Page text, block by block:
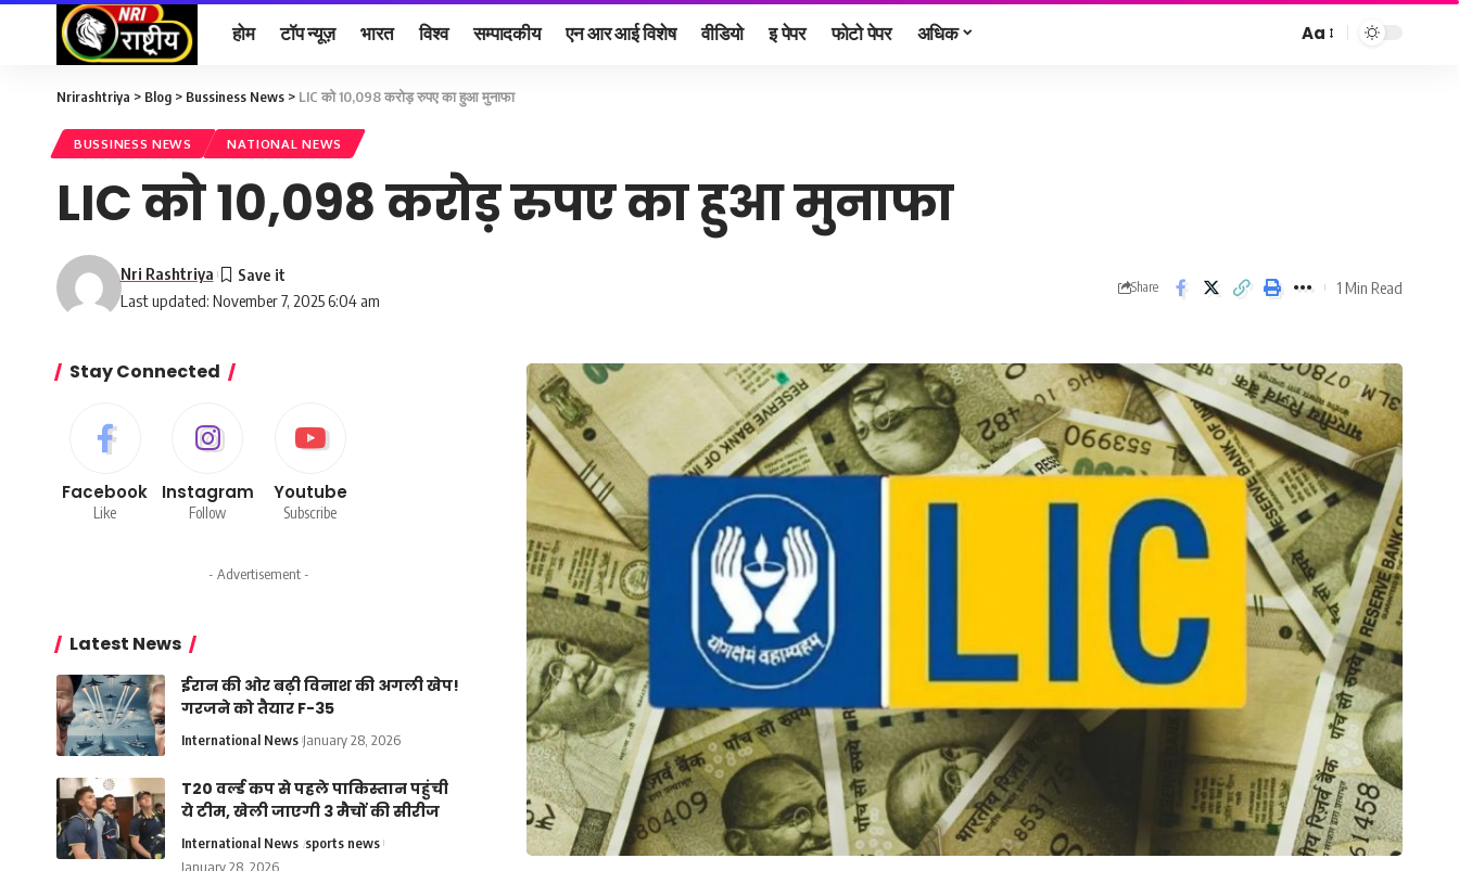
होम टॉप न्यूज़ भारत विश्व सम्पादकीय एन आर आई विशेष वीडियो इ पेपर फोटो पेपर अधिक
Font
Aa
Nrirashtriya > Blog > Bussiness News > LIC को 10,098 करोड़ रुपए का हुआ मुनाफा
BUSSINESS NEWS NATIONAL NEWS
LIC को 10,098 करोड़ रुपए का हुआ मुनाफा
Last updated: November 7, 2025 6:04 am
Nri Rashtriya
Share 1 Min Read
Stay Connected
Facebook
Like
Instagram
Follow
Youtube
Subscribe
- Advertisement -
Latest News
ईरान की ओर बढ़ी विनाश की अगली खेप!
गरजने को तैयार F-35
International News January 28, 2026
T20 वर्ल्ड कप से पहले पाकिस्तान पहुंची
ये टीम, खेली जाएगी 3 मैचों की सीरीज
International News sports news
January 28, 2026